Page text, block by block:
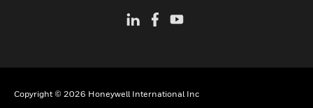
Copyright © 2026 Honeywell International Inc